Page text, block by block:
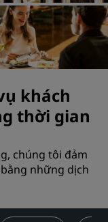
khách
thời gian
chúng tôi đảm
những dịch